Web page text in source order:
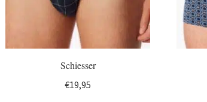
Schiesser
€19,95